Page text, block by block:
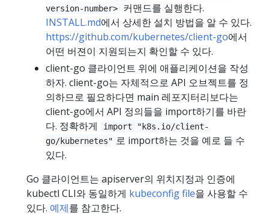
version-number>
커맨드를 실행한다.
INSTALL.md에서 상세한 설치 방법을 알 수 있다.
https://github.com/kubernetes/client-go에서
어떤 버젼이 지원되는지 확인할 수 있다.
client-go 클라이언트 위에 애플리케이션을 작성
하자. client-go는 자체적으로 API 오브젝트를 정
의하므로 필요하다면 main 레포지터리보다는
client-go에서 API 정의들을 import하기를 바란
다. 정확하게
import "k8s.io/client-
go/kubernetes" 로 import하는 것을 예로 들 수
있다.
Go 클라이언트는 apiserver의 위치지정과 인증에
kubectl CLI와 동일하게 kubeconfig file을 사용할 수
있다. 예제를 참고한다.